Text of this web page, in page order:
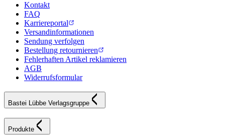
Kontakt
FAQ
Karriereportal
Versandinformationen
Sendung verfolgen
Bestellung retournieren
Fehlerhaften Artikel reklamieren
AGB
Widerrufsformular
Bastei Lübbe Verlagsgruppe
Produkte